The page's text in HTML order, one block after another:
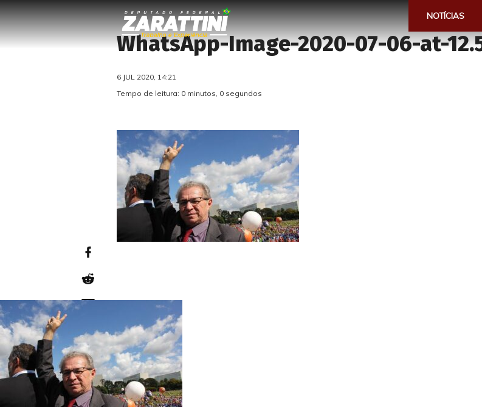
NOTÍCIAS
WhatsApp-Image-2020-07-06-at-
6 JUL 2020, 14:21
Tempo de leitura: 0 minutos, 0 segundos